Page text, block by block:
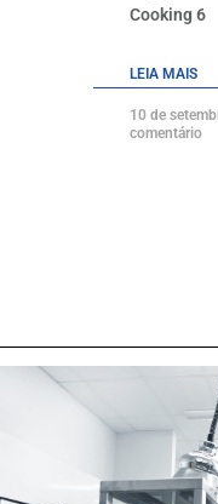
Cooking 6
LEIA MAIS
10 de
comentário